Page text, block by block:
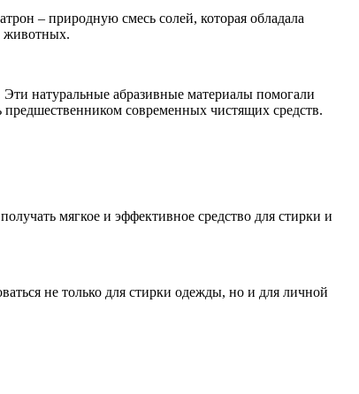
– природную смесь солей, которая обладала
животных.
натуральные абразивные материалы помогали
предшественником современных чистящих средств.
мягкое и эффективное средство для стирки и
не только для стирки одежды, но и для личной